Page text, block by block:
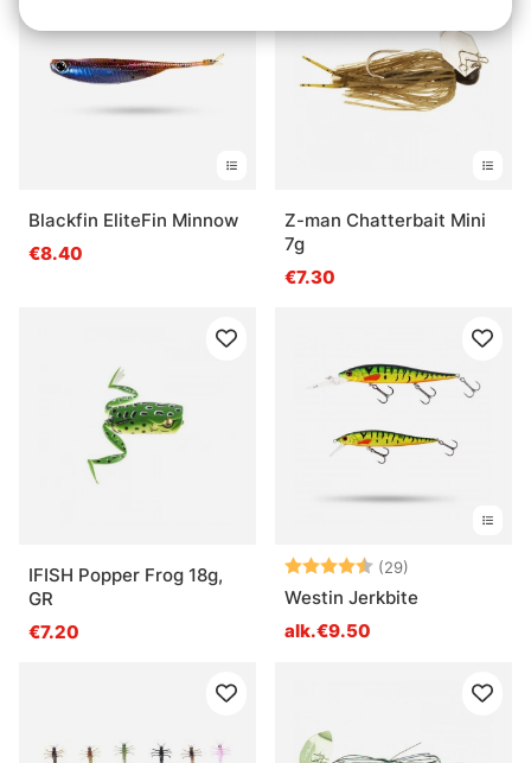
Blackfin EliteFin Minnow
€8.40
Z-man Chatterbait Mini
7g
€7.30
IFISH Popper Frog 18g,
GR
€7.20
Arvio: (29)
Westin Jerkbite
alk.€9.50